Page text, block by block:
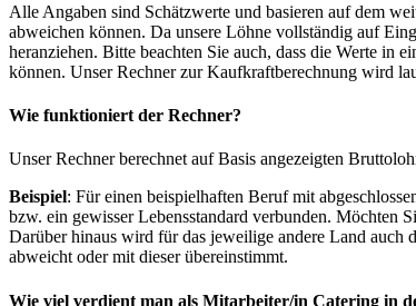
Alle Angaben sind Schätzwerte und basieren auf dem
abweichen können. Da unsere Löhne vollständig auf
heranziehen. Bitte beachten Sie auch, dass die Werte in
können. Unser Rechner zur Kaufkraftberechnung wird
Wie funktioniert der Rechner?
Unser Rechner berechnet auf Basis angezeigten
Beispiel: Für einen beispielhaften Beruf mit
bzw. ein gewisser Lebensstandard verbunden. Möchten
Darüber hinaus wird für das jeweilige andere Land
abweicht oder mit dieser übereinstimmt.
Wie viel verdient man als Mitarbeiter/in Catering in